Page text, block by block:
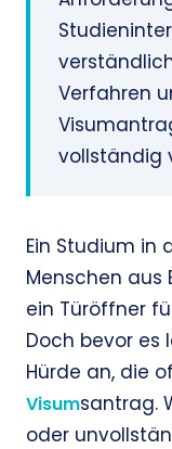
Verfahren
vollständig
Ein Studium in
Menschen aus
ein Türöffner
Doch bevor es
Hürde an, die
Visumsantrag.
oder